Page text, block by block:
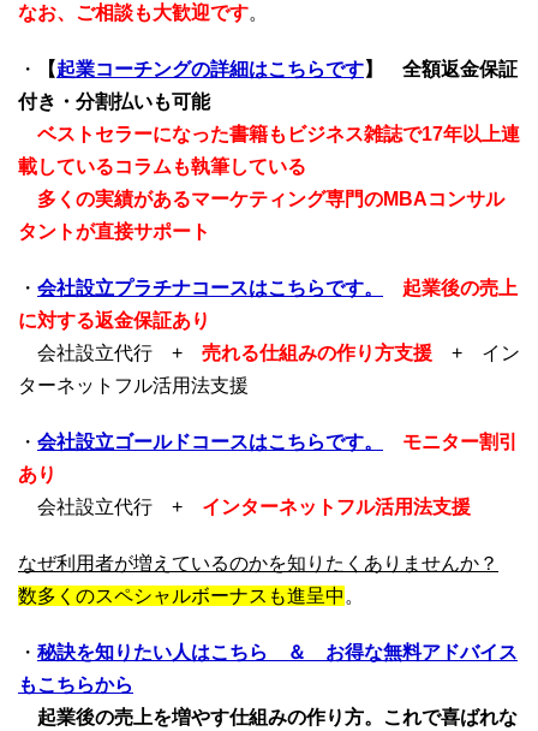
なお、ご相談も大歓迎です。
・ 【起業コーチングの詳細はこちらです】
全額返金保証
付き・分割払いも可能
ベストセラーになった書籍もビジネス雑誌で17年以上連
載しているコラムも執筆している
多くの実績があるマーケティング専門のMBAコンサル
タントが直接サポート
・ 会社設立プラチナコースはこちらです。
起業後の売上
に対する返金保証あり
会社設立代行 + 売れる仕組みの作り方支援 + イン
ターネットフル活用法支援
・ 会社設立ゴールドコースはこちらです。
モニター割引
あり
会社設立代行 + インターネットフル活用法支援
なぜ利用者が増えているのかを知りたくありませんか？
数多くのスペシャルボーナスも進呈中 。
・ 秘訣を知りたい人はこちら ＆ お得な無料アドバイス
もこちらから
起業後の売上を増やす仕組みの作り方。これで喜ばれな